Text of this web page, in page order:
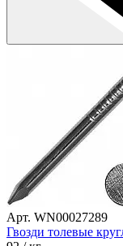
Арт. WN00027289
Гвозди толевые